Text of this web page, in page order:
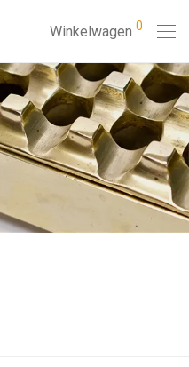
Winkelwagen 0